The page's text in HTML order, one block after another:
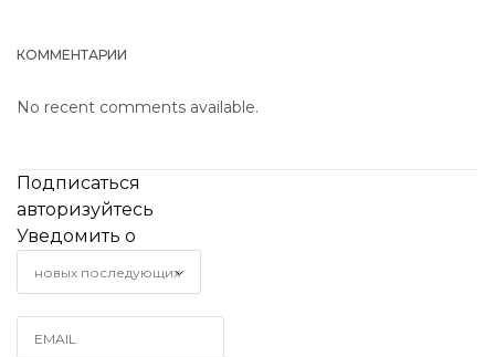
КОММЕНТАРИИ
No recent comments available.
Подписаться
авторизуйтесь
Уведомить о